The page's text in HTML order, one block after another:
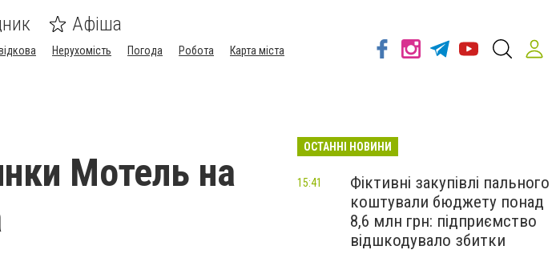
Афіша
Нерухомість Погода Робота
Карта міста
Мотель на
ОСТАННІ НОВИНИ
Фіктивні закупівлі пального
коштували бюджету понад
8,6 млн грн: підприємство
відшкодувало збитки
15:41